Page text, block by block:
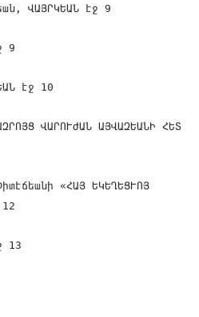
ՎԱՅՐԿԵԱՆ էջ 9
9
էջ 10
ՎԱՐՈՒԺԱՆ ԱՅՎԱԶԵԱՆԻ ՀԵՏ
«ՀԱՅ ԵԿԵՂԵՑՒՈՅ
13